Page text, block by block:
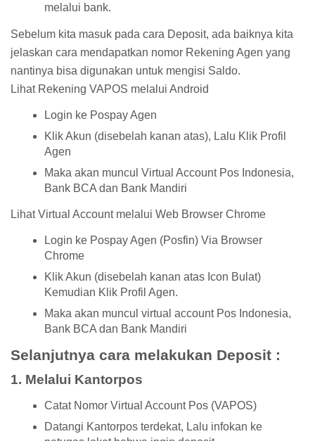
melalui bank.
Sebelum kita masuk pada cara Deposit, ada baiknya kita
jelaskan cara mendapatkan nomor Rekening Agen yang
nantinya bisa digunakan untuk mengisi Saldo.
Lihat Rekening VAPOS melalui Android
Login ke Pospay Agen
Klik Akun (disebelah kanan atas), Lalu Klik Profil
Agen
Maka akan muncul Virtual Account Pos Indonesia,
Bank BCA dan Bank Mandiri
Lihat Virtual Account melalui Web Browser Chrome
Login ke Pospay Agen (Posfin) Via Browser
Chrome
Klik Akun (disebelah kanan atas Icon Bulat)
Kemudian Klik Profil Agen.
Maka akan muncul virtual account Pos Indonesia,
Bank BCA dan Bank Mandiri
Selanjutnya cara melakukan Deposit :
1. Melalui Kantorpos
Catat Nomor Virtual Account Pos (VAPOS)
Datangi Kantorpos terdekat, Lalu infokan ke